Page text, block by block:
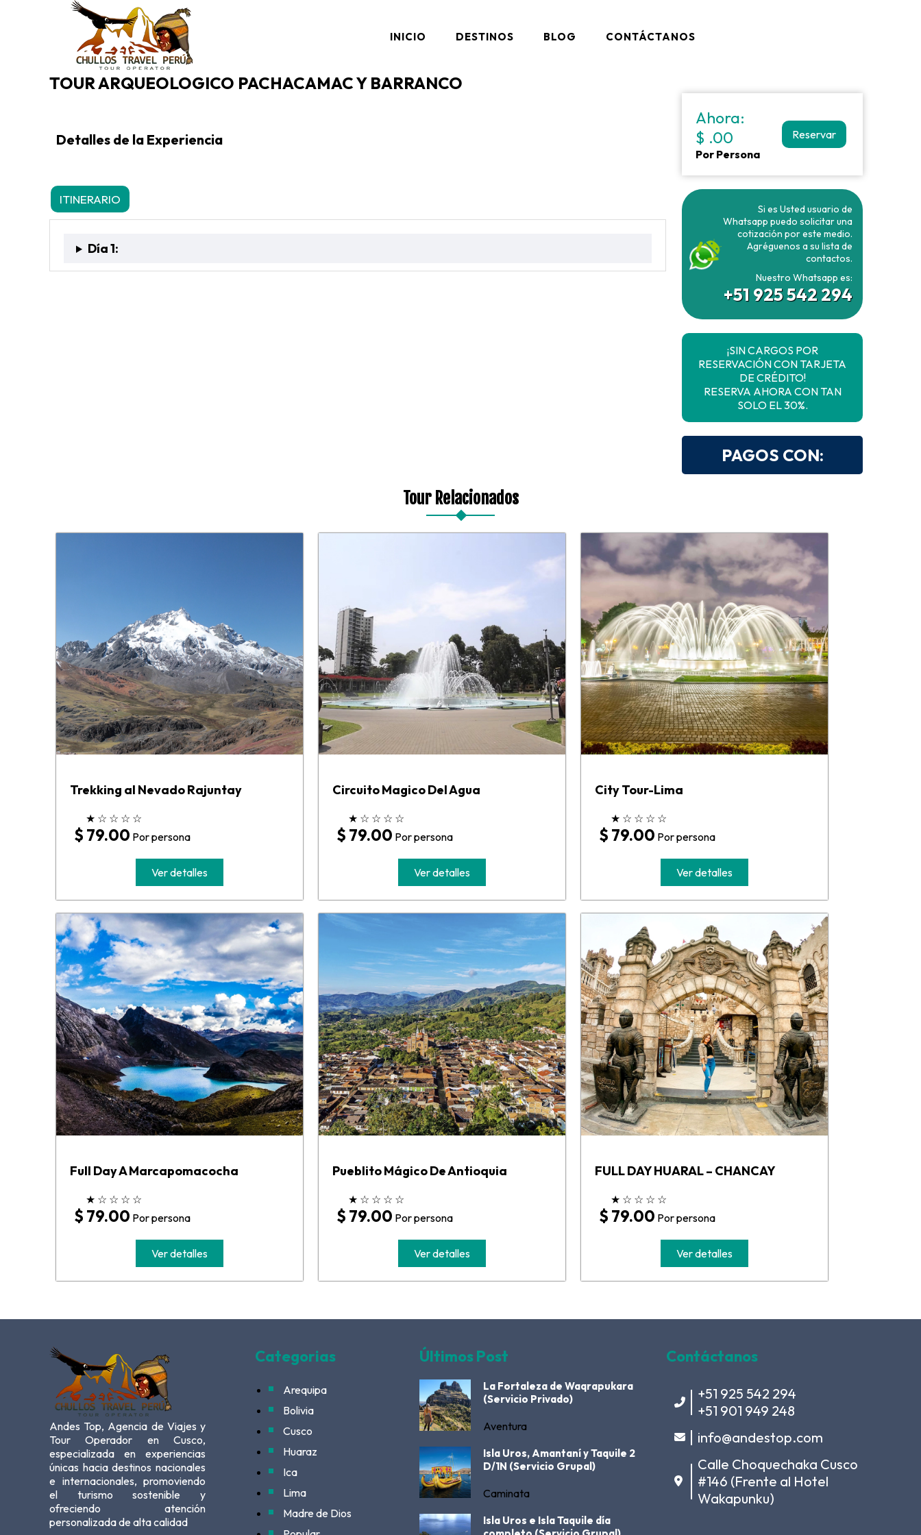
INICIO DESTINOS BLOG CONTÁCTANOS
TOUR ARQUEOLOGICO PACHACAMAC Y BARRANCO
Detalles de la Experiencia
ITINERARIO
Día 1:
Ahora:
$ .00
Por Persona
Reservar
Si es Usted usuario de
Whatsapp puedo solicitar una
cotización por este medio.
Agréguenos a su lista de
contactos.
Nuestro Whatsapp es:
+51 925 542 294
¡SIN CARGOS POR
RESERVACIÓN CON TARJETA
DE CRÉDITO!
RESERVA AHORA CON TAN
SOLO EL 30%.
PAGOS CON:
Tour Relacionados
Trekking al Nevado Rajuntay
★ ☆ ☆ ☆ ☆
$ 79.00 Por persona
Ver detalles
Circuito Magico Del Agua
★ ☆ ☆ ☆ ☆
$ 79.00 Por persona
Ver detalles
City Tour-Lima
★ ☆ ☆ ☆ ☆
$ 79.00 Por persona
Ver detalles
Full Day A Marcapomacocha
★ ☆ ☆ ☆ ☆
$ 79.00 Por persona
Ver detalles
Pueblito Mágico De Antioquia
★ ☆ ☆ ☆ ☆
$ 79.00 Por persona
Ver detalles
FULL DAY HUARAL – CHANCAY
★ ☆ ☆ ☆ ☆
$ 79.00 Por persona
Ver detalles
Andes Top, Agencia de Viajes y
Tour Operador en Cusco,
especializada en experiencias
únicas hacia destinos nacionales
e internacionales, promoviendo
el turismo sostenible y
ofreciendo atención
personalizada de alta calidad
Categorias
Arequipa
Bolivia
Cusco
Huaraz
Ica
Lima
Madre de Dios
Últimos Post
La Fortaleza de Waqrapukara
(Servicio Privado)
Aventura
Isla Uros, Amantaní y Taquile 2
D/1N (Servicio Grupal)
Caminata
Isla Uros e Isla Taquile día
Contáctanos
+51 925 542 294
+51 901 949 248
info@andestop.com
Calle Choquechaka Cusco
#146 (Frente al Hotel
Wakapunku)